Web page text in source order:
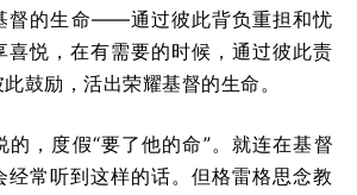
督的生命——通过彼此背负重担和忧
喜悦，在有需要的时候，通过彼此责
鼓励，活出荣耀基督的生命。
的，度假“要了他的命”。就连在基督
经常听到这样的话。但格雷格思念教